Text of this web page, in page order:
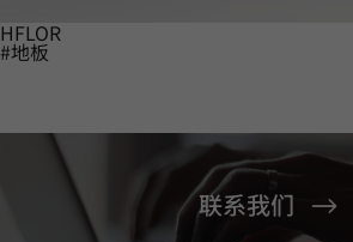
HFLOR
#地板
联系我们